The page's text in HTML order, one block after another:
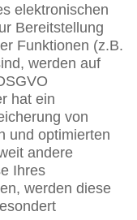
elektronischen
Bereitstellung
Funktionen (z.B.
werden auf
hat ein
von
und optimierten
andere
Ihres
werden diese